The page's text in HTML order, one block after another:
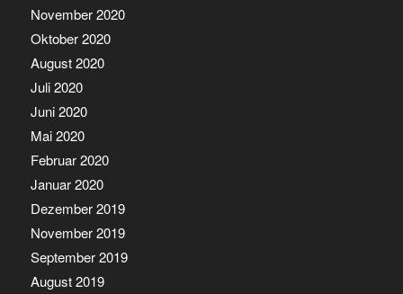
November 2020
Oktober 2020
August 2020
Juli 2020
Juni 2020
Mai 2020
Februar 2020
Januar 2020
Dezember 2019
November 2019
September 2019
August 2019